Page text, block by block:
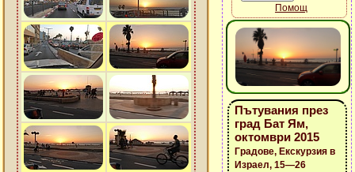
Помощ
Пътувания през
град Бат Ям,
октомври 2015
Градове, Екскурзия в
Израел, 15—26